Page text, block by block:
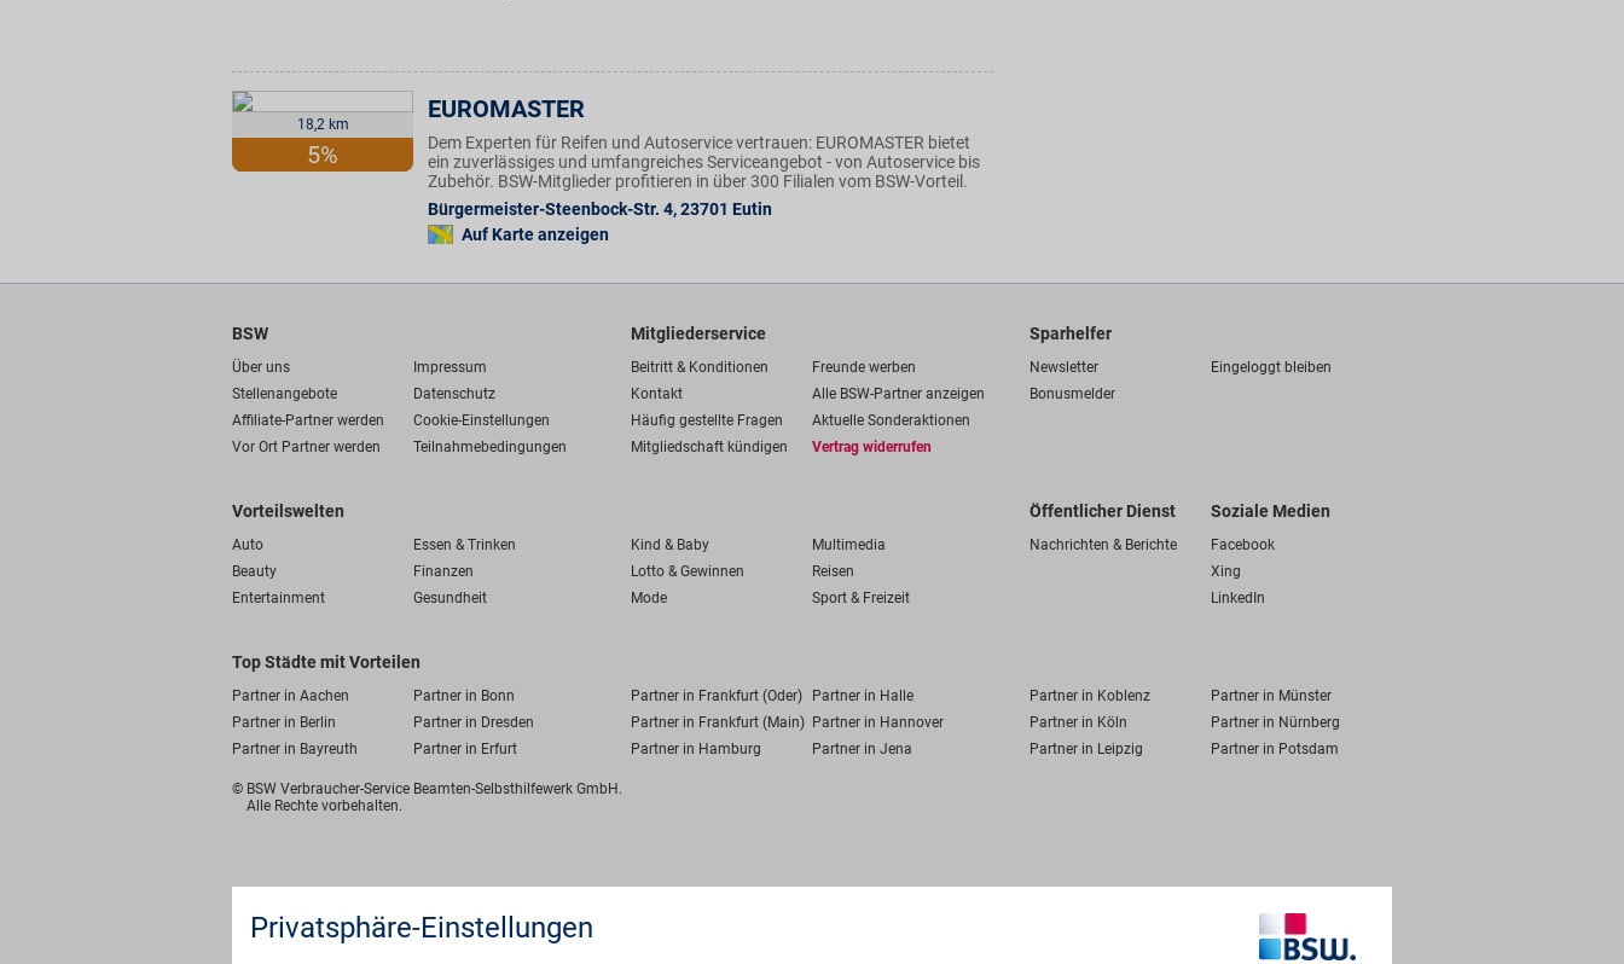
18,2 km
5%
EUROMASTER
Dem Experten für Reifen und Autoservice vertrauen: EUROMASTER bietet
ein zuverlässiges und umfangreiches Serviceangebot - von Autoservice bis
Zubehör. BSW-Mitglieder profitieren in über 300 Filialen vom BSW-Vorteil.
Bürgermeister-Steenbock-Str. 4,23701 Eutin
Auf Karte anzeigen
BSW
Über uns
Impressum
Stellenangebote
Datenschutz
Affiliate-Partner werden
Cookie-Einstellungen
Vor Ort Partner werden
Teilnahmebedingungen
Mitgliederservice
Beitritt & Konditionen
Freunde werben
Kontakt
Alle BSW-Partner anzeigen
Häufig gestellte Fragen
Aktuelle Sonderaktionen
Mitgliedschaft kündigen
Vertrag widerrufen
Sparhelfer
Newsletter
Eingeloggt bleiben
Bonusmelder
Vorteilswelten
Auto Essen & Trinken Kind & Baby
Multimedia
Beauty
Finanzen Lotto & Gewinnen
Reisen
Entertainment
Gesundheit Mode Sport & Freizeit
Öffentlicher Dienst
Nachrichten & Berichte
Soziale Medien
Facebook
Xing
LinkedIn
Top Städte mit Vorteilen
Partner in Aachen Partner in Bonn Partner in Frankfurt (Oder) Partner in Halle Partner in Koblenz
Partner in Münster
Partner in Berlin
Partner in Dresden Partner in Frankfurt (Main) Partner in Hannover Partner in Köln
Partner in Nürnberg
Partner in Bayreuth
Partner in Erfurt Partner in Hamburg Partner in Jena Partner in Leipzig Partner in Potsdam
© BSW Verbraucher-Service Beamten-Selbsthilfewerk GmbH.
Alle Rechte vorbehalten.
Privatsphäre-Einstellungen